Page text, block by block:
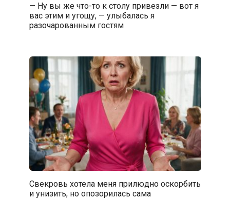
— Ну вы же что-то к столу привезли — вот я
вас этим и угощу, — улыбалась я
разочарованным гостям
Свекровь хотела меня прилюдно оскорбить
и унизить, но опозорилась сама